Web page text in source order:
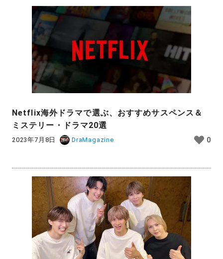
Netflix海外ドラマで選ぶ、おすすめサスペンス＆
ミステリー・ドラマ20選
2023年7月8日 DraMagazine 0